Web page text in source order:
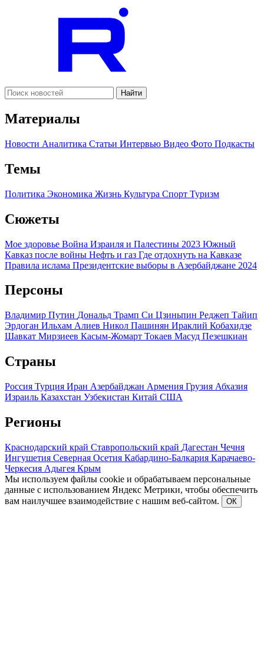
Найти
Материалы
Новости Аналитика Статьи Интервью Видео Фото Подкасты
Темы
Политика Экономика Жизнь Культура Спорт Туризм
Сюжеты
Мое здоровье Война Израиля и Палестины 2023 Южный
Кавказ после войны Нефть и газ Где отдохнуть на Кавказе
Правила ислама Президентские выборы в Азербайджане 2024
Персоны
Владимир Путин Дональд Трамп Си Цзиньпин Реджеп Тайип
Эрдоган Ильхам Алиев Никол Пашинян Ираклий Кобахидзе
Шавкат Мирзиеев Касым-Жомарт Токаев Масуд Пезешкиан
Страны
Россия Турция Иран Азербайджан Армения Грузия Абхазия
Израиль Казахстан Узбекистан Китай США
Регионы
Краснодарский край Ставропольский край Дагестан Чечня
Ингушетия Северная Осетия Кабардино-Балкария Карачаево-
Черкесия Адыгея Крым
Мы используем файлы cookie и обрабатываем персональные
данные с использованием Яндекс Метрики, чтобы обеспечить
вам наилучшее взаимодействие с нашим веб-сайтом.
ОК